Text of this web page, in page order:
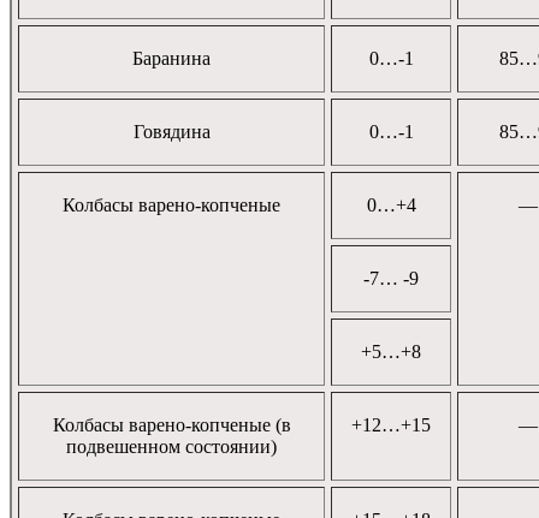
Баранина 0…-1
Говядина 0…-1
Колбасы варено-копченые 0…+4 —
-7… -9
+5…+8
Колбасы варено-копченые (в
подвешенном состоянии)
+12…+15 —